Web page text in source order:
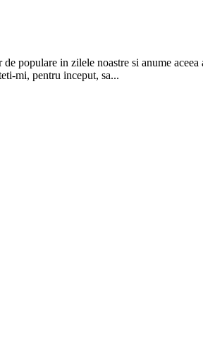
populare in zilele noastre si anume
mi, pentru inceput, sa...